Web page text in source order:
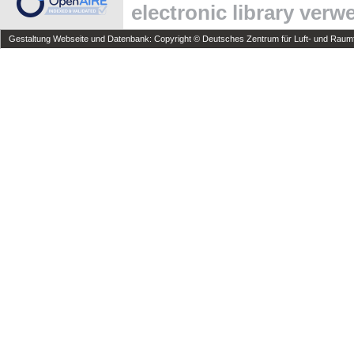
electronic library
Gestaltung Webseite und Datenbank: Copyright © Deutsches Zentrum für Luft- und